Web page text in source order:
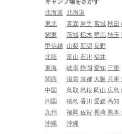
キャンプ場をさがす
北海道 北海道
東北
青森 岩手 宮城 秋田
関東
茨城 栃木 群馬 埼玉
甲信越
山梨 新潟 長野
北陸
富山 石川 福井
東海
岐阜 静岡 愛知 三重
関西
滋賀 京都 大阪 兵庫
中国
鳥取 島根 岡山 広島
四国
徳島 香川 愛媛 高知
九州
福岡 佐賀 長崎 熊本
沖縄
沖縄